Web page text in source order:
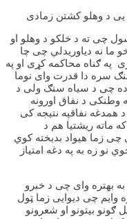
د وهلو کشتن زمادی
چی ته د خلکو د وهلو او
ما نه دياوریدلي چی چا
ګناه محاکمه کړی او په
سره دا قدرت وای نوما
ده چی د سیاه سنګ ولی د
وطنکی د نفاق اورونه
همدغه نفاقپه نتیجه کی
ماته ریشتیا هم د
چی زما هیواد بدبخته کوي
نو زه به په دغه امتیاز
بهتره وای چی د خبرو
وایم چی دیوایی زما ټول
بیتونو او شعرونو